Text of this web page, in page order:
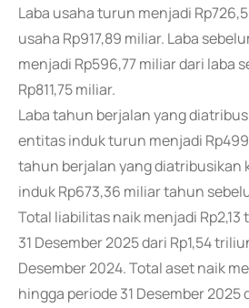
Laba usaha turun menjadi
usaha Rp917,89 miliar. Laba
menjadi Rp596,77 miliar dari laba
Rp811,75 miliar.
Laba tahun berjalan yang
entitas induk turun menjadi
tahun berjalan yang diatribusikan
induk Rp673,36 miliar tahun
Total liabilitas naik menjadi
31 Desember 2025 dari Rp1,54
Desember 2024. Total aset naik
hingga periode 31 Desember 2025